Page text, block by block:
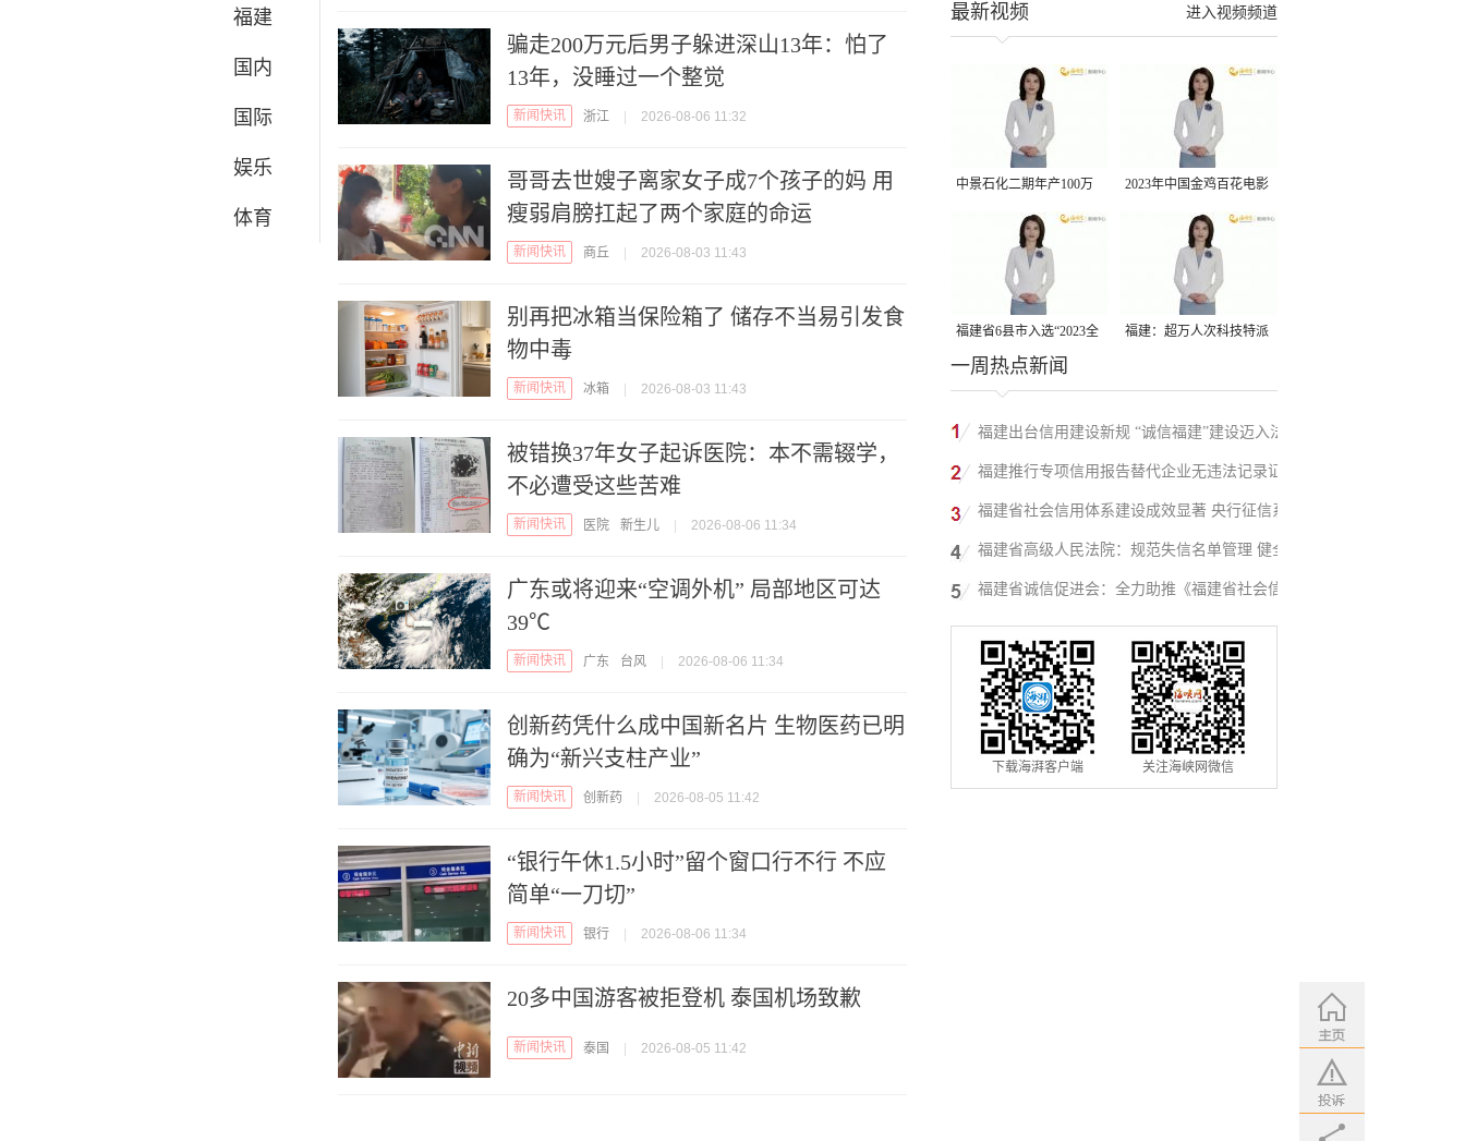
福建
国内
国际
娱乐
体育
骗走200万元后男子躲进深山13年：怕了
13年，没睡过一个整觉
新闻快讯 浙江 | 2026-08-06 11:32
哥哥去世嫂子离家女子成7个孩子的妈 用
瘦弱肩膀扛起了两个家庭的命运
新闻快讯 商丘 | 2026-08-03 11:43
别再把冰箱当保险箱了 储存不当易引发食
物中毒
新闻快讯 冰箱 | 2026-08-03 11:43
被错换37年女子起诉医院：本不需辍学，
不必遭受这些苦难
新闻快讯 医院 新生儿 | 2026-08-06 11:34
广东或将迎来“空调外机” 局部地区可达
39℃
新闻快讯 广东 台风 | 2026-08-06 11:34
创新药凭什么成中国新名片 生物医药已明
确为“新兴支柱产业”
新闻快讯 创新药 | 2026-08-05 11:42
“银行午休1.5小时”留个窗口行不行 不应
简单“一刀切”
新闻快讯 银行 | 2026-08-06 11:34
20多中国游客被拒登机 泰国机场致歉
新闻快讯 泰国 | 2026-08-05 11:42
千亩早稻迎来成熟收割季 2026榕台青年大学生水上
进入视频频道
最新视频
中景石化二期年产100万
吨丙烷脱氢项目建成中交
2023年中国金鸡百花电影
节有福电影巡展31日启动
福建省6县市入选“2023全
国县域发展潜力百强县”
福建：超万人次科技特派
一周热点新闻
福建出台信用建设新规 “诚信福建”建设迈入法
治化新阶段
福建推行专项信用报告替代企业无违法记录证
明改革成效显著
福建省社会信用体系建设成效显著 央行征信系
统赋能实体经济
福建省高级人民法院：规范失信名单管理 健全
信用修复机制
福建省诚信促进会：全力助推《福建省社会信
用条例》落地见效
下载海湃客户端 关注海峡网微信